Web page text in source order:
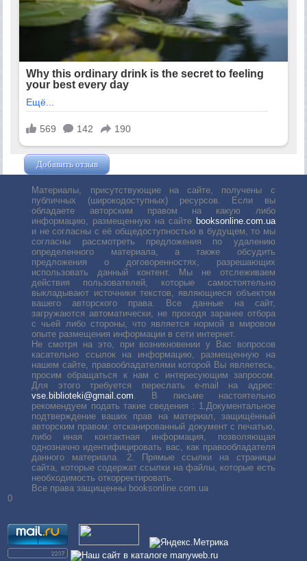
Добавить отзыв
Материалы, присутствующие на сайте, получены с
публичных (широкодоступных) ресурсов. Если вы
обладаете авторским правом на какую либо
информацию, размещенную на сайте booksonline.com.ua
и не согласны с её общедоступностью в будущем, то мы
согласны рассмотреть предложения по удалению
определенного материала, а также обсудить
предложения о договоренностях, разрешающих
использовать данный контент. Мы не отслеживаем
действия пользователей, которые самостоятельно
выкладывают источники текстов, являющиеся объектом
вашего авторского права. Все данные на сайт,
загружаются автоматически, не проходя заранее отбора
с чьей либо стороны, что является нормой в мировом
опыте размещения информации в сети интернет.
Не смотря на это, при возникновении у Вас вопросов
касательно ссылок на информацию, размещенную на
нашем сайте, правообладателями которой Вы являетесь,
просим обращаться к нам с интересующим запросом.
Для этого требуется переслать е-mail на адрес:
vse.biblioteki@gmail.com. В письме настоятельно
рекомендуем подать такие сведения : 1.Документальное
подтверждение ваших прав на материал, защищённый
авторским правом: отсканированный документ с печатью,
либо иная контактная информация, позволяющая
однозначно идентифицировать вас, как правообладателя
данного материала. 2. Прямые ссылки на страницы
сайта, которые содержат ссылки на файлы, которые есть
необходимость откорректировать.
Все права защищенны booksonline.com.ua
0